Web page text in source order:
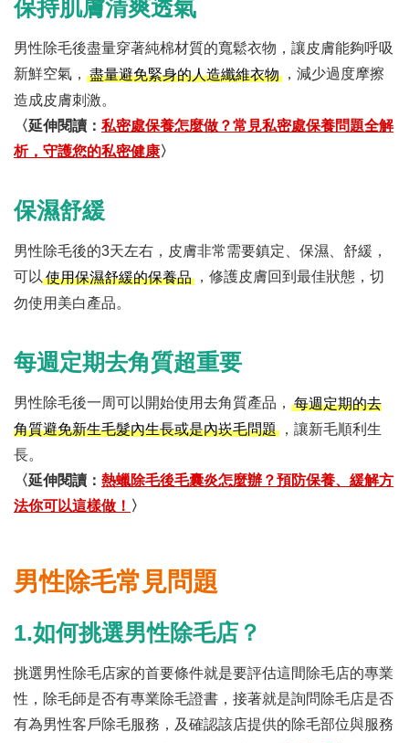
保持肌膚清爽透氣
男性除毛後盡量穿著純棉材質的寬鬆衣物，讓皮膚能夠呼吸
新鮮空氣， 盡量避免緊身的人造纖維衣物 ，減少過度摩擦
造成皮膚刺激。
〈延伸閱讀： 私密處保養怎麼做？常見私密處保養問題全解
析，守護您的私密健康〉
保濕舒緩
男性除毛後的3天左右，皮膚非常需要鎮定、保濕、舒緩，
可以 使用保濕舒緩的保養品 ，修護皮膚回到最佳狀態，切
勿使用美白產品。
每週定期去角質超重要
男性除毛後一周可以開始使用去角質產品， 每週定期的去
角質避免新生毛髮內生長或是內崁毛問題 ，讓新毛順利生
長。
〈延伸閱讀： 熱蠟除毛後毛囊炎怎麼辦？預防保養、緩解方
法你可以這樣做！ 〉
男性除毛常見問題
1.如何挑選男性除毛店？
挑選男性除毛店家的首要條件就是要評估這間除毛店的專業
性，除毛師是否有專業除毛證書，接著就是詢問除毛店是否
有為男性客戶除毛服務，及確認該店提供的除毛部位與服務